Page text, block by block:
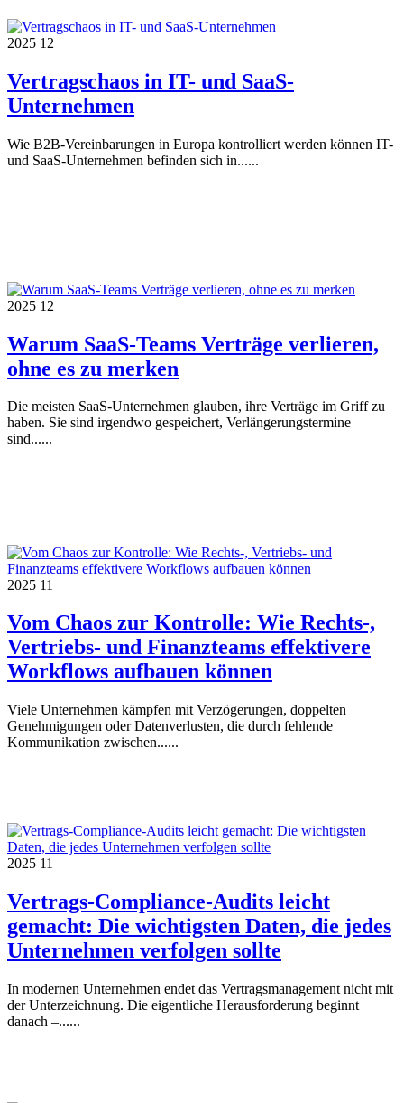
2025 12
Vertragschaos in IT- und SaaS-
Unternehmen
Wie B2B-Vereinbarungen in Europa kontrolliert werden können IT-
und SaaS-Unternehmen befinden sich in......
2025 12
Warum SaaS-Teams Verträge verlieren,
ohne es zu merken
Die meisten SaaS-Unternehmen glauben, ihre Verträge im Griff zu
haben. Sie sind irgendwo gespeichert, Verlängerungstermine
sind......
2025 11
Vom Chaos zur Kontrolle: Wie Rechts-,
Vertriebs- und Finanzteams effektivere
Workflows aufbauen können
Viele Unternehmen kämpfen mit Verzögerungen, doppelten
Genehmigungen oder Datenverlusten, die durch fehlende
Kommunikation zwischen......
2025 11
Vertrags-Compliance-Audits leicht
gemacht: Die wichtigsten Daten, die jedes
Unternehmen verfolgen sollte
In modernen Unternehmen endet das Vertragsmanagement nicht mit
der Unterzeichnung. Die eigentliche Herausforderung beginnt
danach –......